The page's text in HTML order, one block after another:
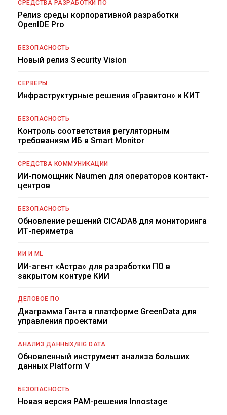
СРЕДСТВА РАЗРАБОТКИ ПО
Релиз среды корпоративной разработки
OpenIDE Pro
БЕЗОПАСНОСТЬ
Новый релиз Security Vision
СЕРВЕРЫ
Инфраструктурные решения «Гравитон» и КИТ
БЕЗОПАСНОСТЬ
Контроль соответствия регуляторным
требованиям ИБ в Smart Monitor
СРЕДСТВА КОММУНИКАЦИИ
ИИ-помощник Naumen для операторов контакт-
центров
БЕЗОПАСНОСТЬ
Обновление решений CICADA8 для мониторинга
ИТ-периметра
ИИ И ML
ИИ-агент «Астра» для разработки ПО в
закрытом контуре КИИ
ДЕЛОВОЕ ПО
Диаграмма Ганта в платформе GreenData для
управления проектами
АНАЛИЗ ДАННЫХ/BIG DATA
Обновленный инструмент анализа больших
данных Platform V
БЕЗОПАСНОСТЬ
Новая версия PAM-решения Innostage